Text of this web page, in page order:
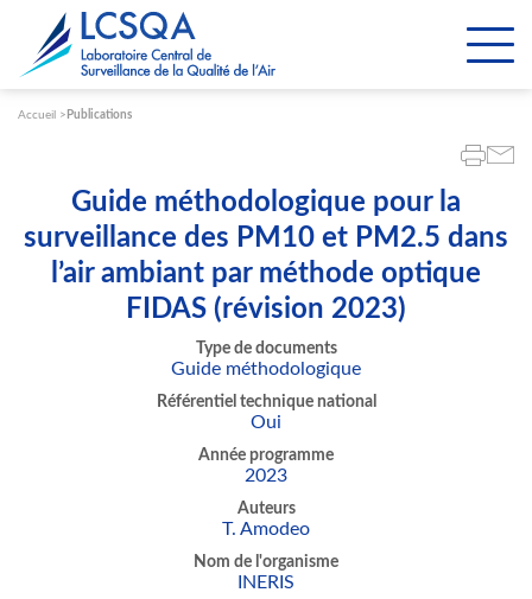
Accueil Publications
Guide méthodologique pour la
surveillance des PM10 et PM2.5 dans
l’air ambiant par méthode optique
FIDAS (révision 2023)
Type de documents
Guide méthodologique
Référentiel technique national
Oui
Année programme
2023
Auteurs
T. Amodeo
Nom de l'organisme
INERIS
Paramétrer les cookies